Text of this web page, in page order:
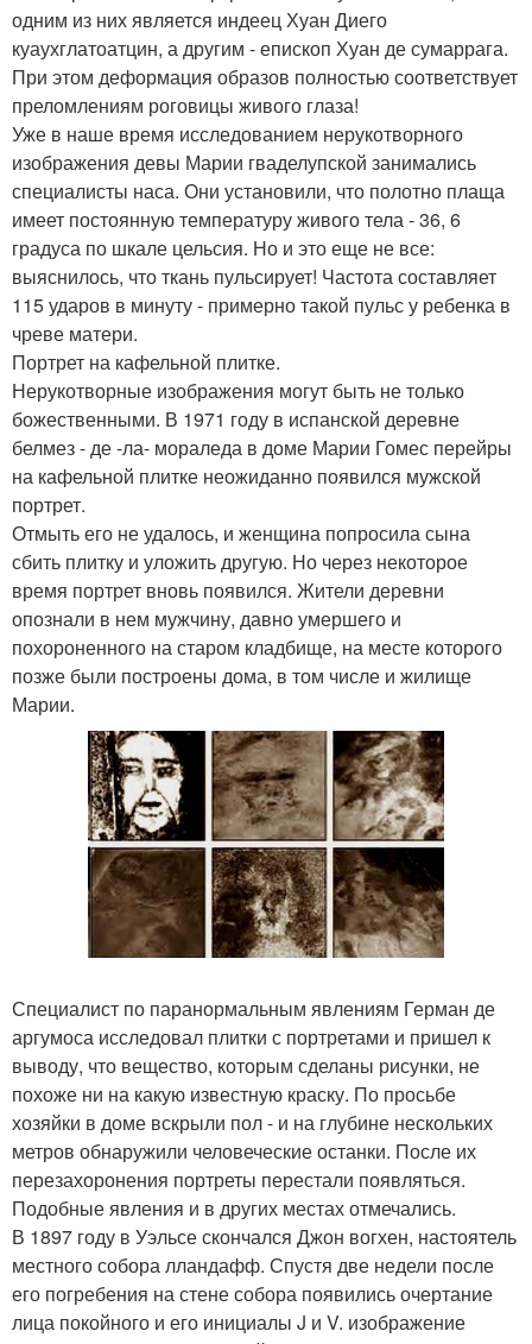
одним из них является индеец Хуан Диего
куаухглатоатцин, а другим - епископ Хуан де сумаррага.
При этом деформация образов полностью соответствует
преломлениям роговицы живого глаза!
Уже в наше время исследованием нерукотворного
изображения девы Марии гваделупской занимались
специалисты наса. Они установили, что полотно плаща
имеет постоянную температуру живого тела - 36, 6
градуса по шкале цельсия. Но и это еще не все:
выяснилось, что ткань пульсирует! Частота составляет
115 ударов в минуту - примерно такой пульс у ребенка в
чреве матери.
Портрет на кафельной плитке.
Нерукотворные изображения могут быть не только
божественными. В 1971 году в испанской деревне
белмез - де -ла- мораледа в доме Марии Гомес перейры
на кафельной плитке неожиданно появился мужской
портрет.
Отмыть его не удалось, и женщина попросила сына
сбить плитку и уложить другую. Но через некоторое
время портрет вновь появился. Жители деревни
опознали в нем мужчину, давно умершего и
похороненного на старом кладбище, на месте которого
позже были построены дома, в том числе и жилище
Марии.
Специалист по паранормальным явлениям Герман де
аргумоса исследовал плитки с портретами и пришел к
выводу, что вещество, которым сделаны рисунки, не
похоже ни на какую известную краску. По просьбе
хозяйки в доме вскрыли пол - и на глубине нескольких
метров обнаружили человеческие останки. После их
перезахоронения портреты перестали появляться.
Подобные явления и в других местах отмечались.
В 1897 году в Уэльсе скончался Джон вогхен, настоятель
местного собора лландафф. Спустя две недели после
его погребения на стене собора появились очертание
лица покойного и его инициалы J и V. изображение